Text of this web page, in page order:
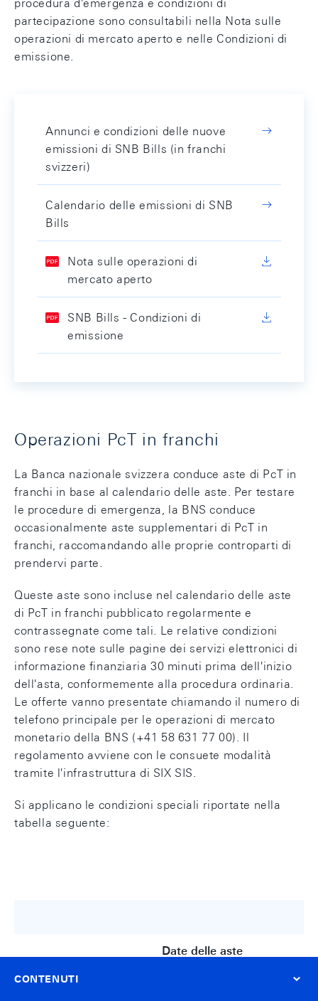
procedura d'emergenza e condizioni di
partecipazione sono consultabili nella Nota sulle
operazioni di mercato aperto e nelle Condizioni di
emissione.
Annunci e condizioni delle nuove
emissioni di SNB Bills (in franchi
svizzeri)
Calendario delle emissioni di SNB
Bills
Nota sulle operazioni di
mercato aperto
SNB Bills - Condizioni di
emissione
Operazioni PcT in franchi
La Banca nazionale svizzera conduce aste di PcT in
franchi in base al calendario delle aste. Per testare
le procedure di emergenza, la BNS conduce
occasionalmente aste supplementari di PcT in
franchi, raccomandando alle proprie controparti di
prendervi parte.
Queste aste sono incluse nel calendario delle aste
di PcT in franchi pubblicato regolarmente e
contrassegnate come tali. Le relative condizioni
sono rese note sulle pagine dei servizi elettronici di
informazione finanziaria 30 minuti prima dell'inizio
dell'asta, conformemente alla procedura ordinaria.
Le offerte vanno presentate chiamando il numero di
telefono principale per le operazioni di mercato
monetario della BNS (+41 58 631 77 00). Il
regolamento avviene con le consuete modalità
tramite l'infrastruttura di SIX SIS.
Si applicano le condizioni speciali riportate nella
tabella seguente:
Date delle aste
CONTENUTI